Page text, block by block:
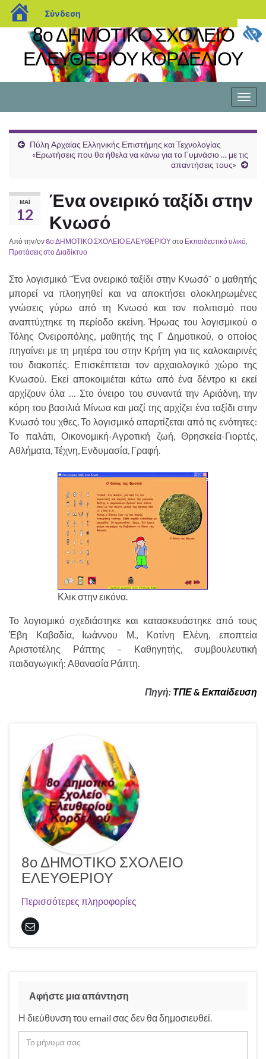
blogs.sch.gr
Σύνδεση
8ο ΔΗΜΟΤΙΚΟ ΣΧΟΛΕΙΟ
ΕΛΕΥΘΕΡΙΟΥ ΚΟΡΔΕΛΙΟΥ
Πύλη Αρχαίας Ελληνικής Επιστήμης και Τεχνολογίας
«Ερωτήσεις που θα ήθελα να κάνω για το Γυμνάσιο … με τις
απαντήσεις τους»
ΜΆΙ
12
Ένα ονειρικό ταξίδι στην
Κνωσό
Από την/ον 8ο ΔΗΜΟΤΙΚΟ ΣΧΟΛΕΙΟ ΕΛΕΥΘΕΡΙΟΥστο Εκπαιδευτικό υλικό,
Προτάσεις στο Διαδίκτυο
Στο λογισμικό ¨Ένα ονειρικό ταξίδι στην Κνωσό¨ ο μαθητής
μπορεί να πλοηγηθεί και να αποκτήσει ολοκληρωμένες
γνώσεις γύρω από τη Κνωσό και τον πολιτισμό που
αναπτύχτηκε τη περίοδο εκείνη. Ήρωας του λογισμικού ο
Τόλης Ονειροπόλης, μαθητής της Γ Δημοτικού, ο οποίος
πηγαίνει με τη μητέρα του στην Κρήτη για τις καλοκαιρινές
του διακοπές. Επισκέπτεται τον αρχαιολογικό χώρο της
Κνωσού. Εκεί αποκοιμιέται κάτω από ένα δέντρο κι εκεί
αρχίζουν όλα … Στο όνειρο του συναντά την Αριάδνη, την
κόρη του βασιλιά Μίνωα και μαζί της αρχίζει ένα ταξίδι στην
Κνωσό του χθες. Το λογισμικό απαρτίζεται από τις ενότητες:
Το παλάτι, Οικονομική-Αγροτική ζωή, Θρησκεία-Γιορτές,
Αθλήματα, Τέχνη, Ενδυμασία, Γραφή.
Κλικ στην εικόνα.
Το λογισμικό σχεδιάστηκε και κατασκευάστηκε από τους
Έβη Καβαδία, Ιωάννου Μ., Κοτίνη Ελένη, εποπτεία
Αριστοτέλης Ράπτης – Καθηγητής, συμβουλευτική
παιδαγωγική: Αθανασία Ράπτη.
Πηγή: ΤΠΕ & Εκπαίδευση
8ο ΔΗΜΟΤΙΚΟ ΣΧΟΛΕΙΟ
ΕΛΕΥΘΕΡΙΟΥ
Περισσότερες πληροφορίες
Αφήστε μια απάντηση
Η διεύθυνση του email σας δεν θα δημοσιευθεί.